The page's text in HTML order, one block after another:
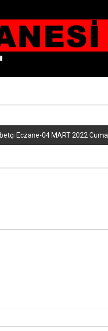
Eczane-04 MART 2022 Cuma